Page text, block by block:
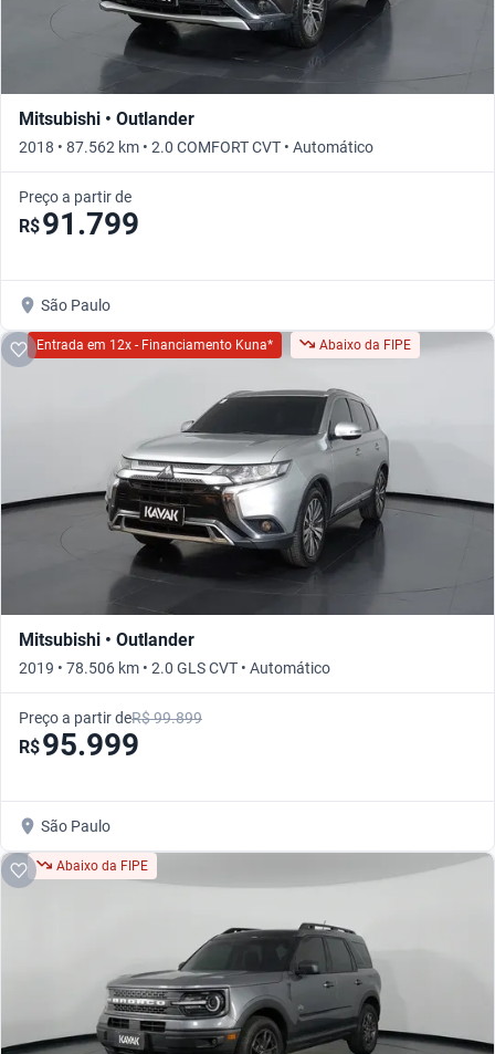
Mitsubishi • Outlander
2018 • 87.562 km • 2.0 COMFORT CVT • Automático
Preço a partir de
R$91.799
São Paulo
Entrada em 12x - Financiamento Kuna* Abaixo da FIPE
Mitsubishi • Outlander
2019 • 78.506 km • 2.0 GLS CVT • Automático
Preço a partir deR$ 99.899
R$95.999
São Paulo
Abaixo da FIPE